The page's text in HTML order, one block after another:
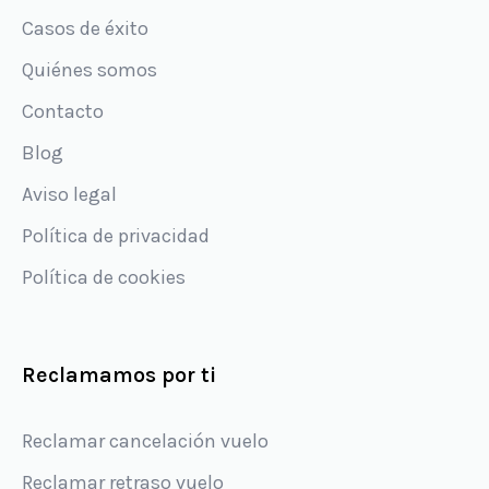
Casos de éxito
Quiénes somos
Contacto
Blog
Aviso legal
Política de privacidad
Política de cookies
Reclamamos por ti
Reclamar cancelación vuelo
Reclamar retraso vuelo